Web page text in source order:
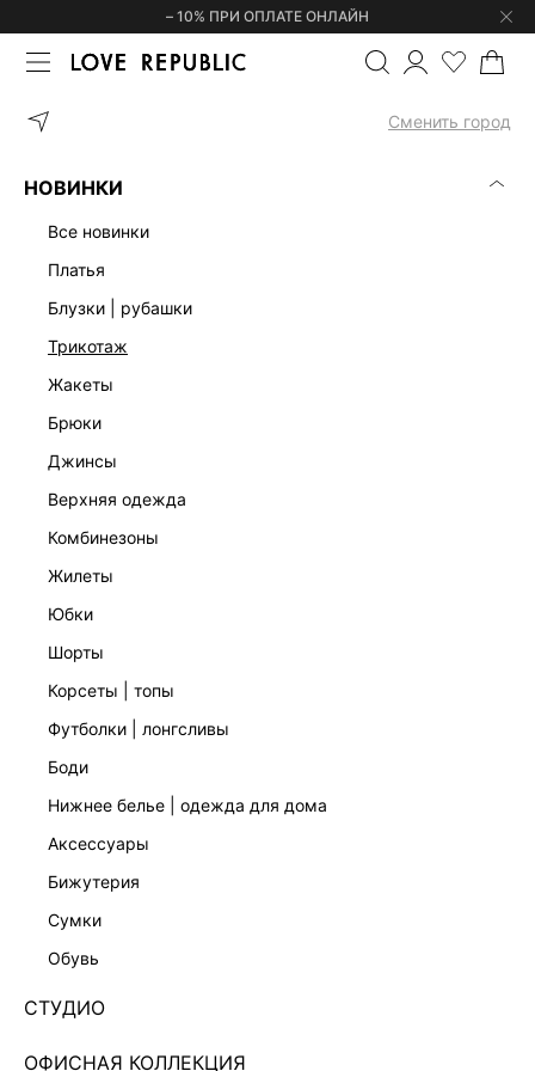
– 10% ПРИ ОПЛАТЕ ОНЛАЙН
Сменить город
НОВИНКИ
все новинки
платья
блузки | рубашки
трикотаж
жакеты
брюки
джинсы
верхняя одежда
комбинезоны
жилеты
юбки
шорты
корсеты | топы
футболки | лонгсливы
боди
нижнее белье | одежда для дома
аксессуары
бижутерия
сумки
обувь
СТУДИО
ОФИСНАЯ КОЛЛЕКЦИЯ
ГЛАВНАЯ БРЮКИ-ПАЛАЦЦО С ВЫСОКОЙ
ЭКСКЛЮЗИВНО ОНЛАЙН
БРЮКИ-ПАЛАЦЦО С ВЫСОКОЙ ПОСАДКОЙ
4255215749-60
Нет в наличии